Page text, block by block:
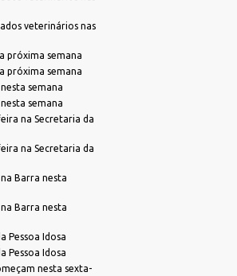
Zoneamento
veterinários nas
próxima semana
próxima semana
semana
semana
na Secretaria da
na Secretaria da
Barra nesta
Barra nesta
Pessoa Idosa
Pessoa Idosa
nesta sexta-